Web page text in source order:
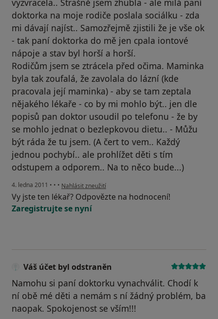
vyzvracela.. Strašně jsem zhubla - ale milá paní
doktorka na moje rodiče poslala sociálku - zda
mi dávají najíst.. Samozřejmě zjistili že je vše ok
- tak paní doktorka do mě jen cpala iontové
nápoje a stav byl horší a horší.
Rodičům jsem se ztrácela před očima. Maminka
byla tak zoufalá, že zavolala do lázní (kde
pracovala její maminka) - aby se tam zeptala
nějakého lékaře - co by mi mohlo být.. jen dle
popisů pan doktor usoudil po telefonu - že by
se mohlo jednat o bezlepkovou dietu.. - Můžu
být ráda že tu jsem. (A čert to vem.. Každý
jednou pochybí.. ale prohlížet děti s tím
odstupem a odporem.. Na to něco bude...)
4. ledna 2011 • • • podle názoru uživatele Pacient
Nahlásit zneužití
Vy jste ten lékař? Odpovězte na hodnocení!
Zaregistrujte se nyní
Váš účet byl odstraněn
Namohu si paní doktorku vynachválit. Chodí k
ní obě mé děti a nemám s ní žádný problém, ba
naopak. Spokojenost se vším!!!